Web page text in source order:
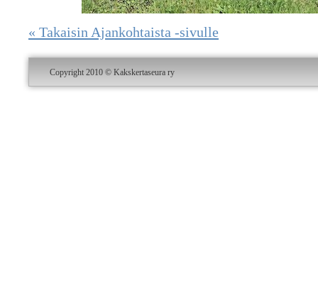
« Takaisin Ajankohtaista -sivulle
Copyright 2010 © Kakskertaseura ry